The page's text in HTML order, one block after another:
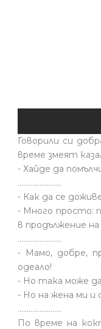
Говорили си
време змеят
- Хайде да
........................
- Как да се
- Много просто:
в продължение
........................
- Мамо, добре,
одеало!
- Но така може
- Но на жена ми и
........................
По време на